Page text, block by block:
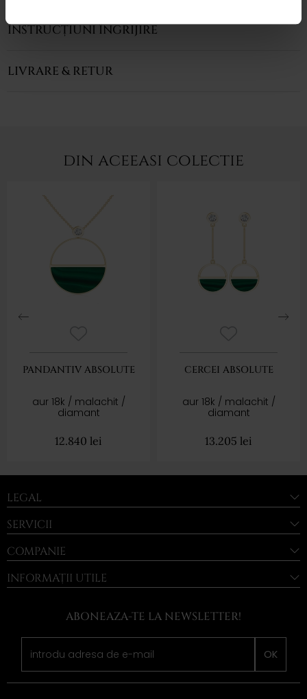
INSTRUCȚIUNI ÎNGRIJIRE
LIVRARE & RETUR
din aceeasi colectie
PANDANTIV ABSOLUTE
aur 18k / malachit /
diamant
12.840 lei
CERCEI ABSOLUTE
aur 18k / malachit /
diamant
13.205 lei
LEGAL
SERVICII
COMPANIE
INFORMAȚII UTILE
ABONEAZA-TE LA NEWSLETTER!
OK